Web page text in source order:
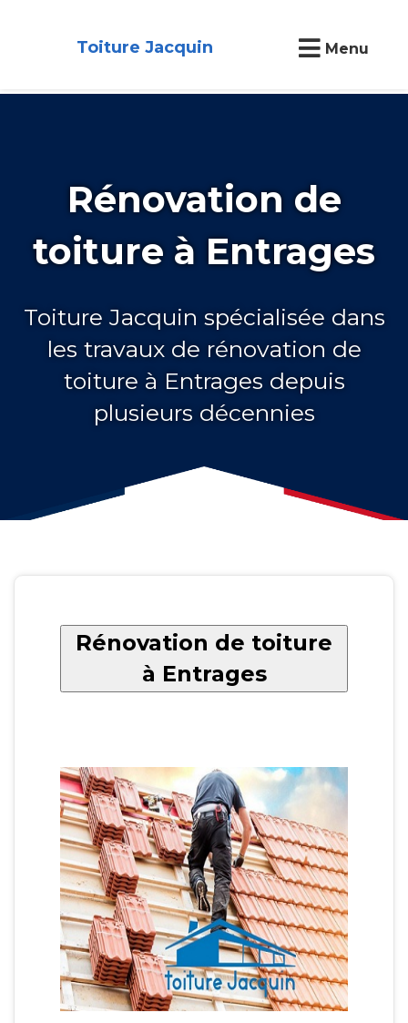
Toiture Jacquin Menu
Rénovation de
toiture à Entrages
Toiture Jacquin spécialisée dans
les travaux de rénovation de
toiture à Entrages depuis
plusieurs décennies
Rénovation de toiture
à Entrages